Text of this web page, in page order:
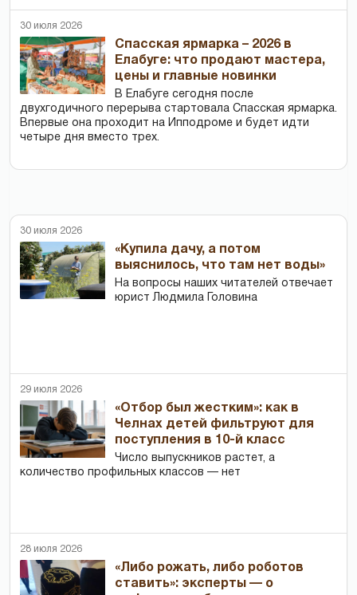
30 июля 2026
Спасская ярмарка – 2026 в
Елабуге: что продают мастера,
цены и главные новинки
В Елабуге сегодня после
двухгодичного перерыва стартовала Спасская ярмарка.
Впервые она проходит на Ипподроме и будет идти
четыре дня вместо трех.
30 июля 2026
«Купила дачу, а потом
выяснилось, что там нет воды»
На вопросы наших читателей отвечает
юрист Людмила Головина
29 июля 2026
«Отбор был жестким»: как в
Челнах детей фильтруют для
поступления в 10-й класс
Число выпускников растет, а
количество профильных классов — нет
28 июля 2026
«Либо рожать, либо роботов
ставить»: эксперты — о